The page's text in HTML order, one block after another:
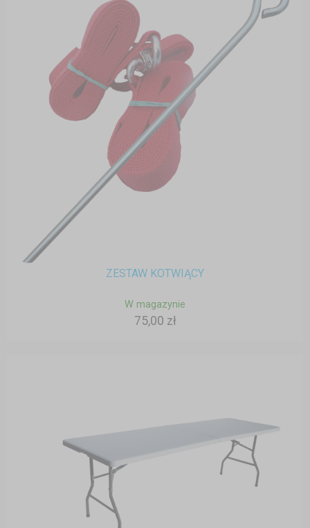
ZESTAW KOTWIĄCY
W magazynie
75,00 zł